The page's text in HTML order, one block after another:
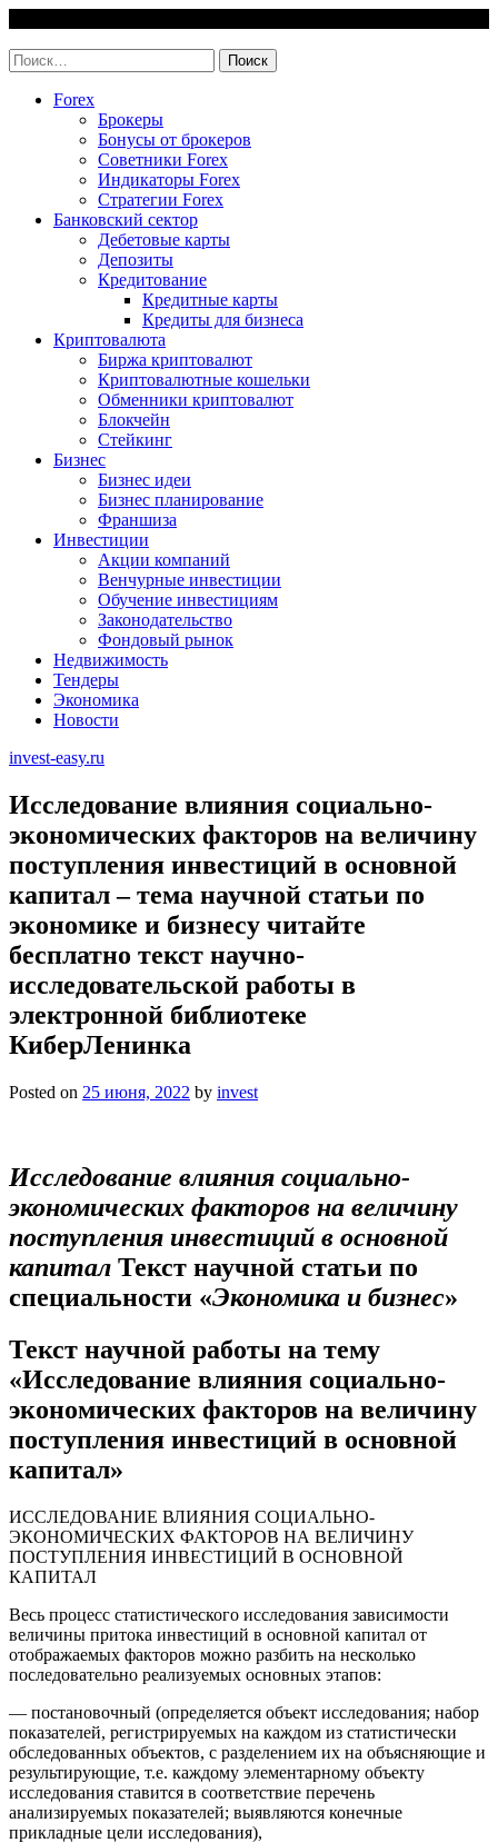
content
Найти:
Forex
Брокеры
Бонусы от брокеров
Советники Forex
Индикаторы Forex
Стратегии Forex
Банковский сектор
Дебетовые карты
Депозиты
Кредитование
Кредитные карты
Кредиты для бизнеса
Криптовалюта
Биржа криптовалют
Криптовалютные кошельки
Обменники криптовалют
Блокчейн
Стейкинг
Бизнес
Бизнес идеи
Бизнес планирование
Франшиза
Инвестиции
Акции компаний
Венчурные инвестиции
Обучение инвестициям
Законодательство
Фондовый рынок
Недвижимость
Тендеры
Экономика
Новости
invest-easy.ru
Исследование влияния социально-
экономических факторов на величину
поступления инвестиций в основной
капитал – тема научной статьи по
экономике и бизнесу читайте
бесплатно текст научно-
исследовательской работы в
электронной библиотеке
КиберЛенинка
Posted on 25 июня, 2022 by invest
Исследование влияния социально-
экономических факторов на величину
поступления инвестиций в основной
капитал Текст научной статьи по
специальности «Экономика и бизнес»
Текст научной работы на тему
«Исследование влияния социально-
экономических факторов на величину
поступления инвестиций в основной
капитал»
ИССЛЕДОВАНИЕ ВЛИЯНИЯ СОЦИАЛЬНО-
ЭКОНОМИЧЕСКИХ ФАКТОРОВ НА ВЕЛИЧИНУ
ПОСТУПЛЕНИЯ ИНВЕСТИЦИЙ В ОСНОВНОЙ
КАПИТАЛ
Весь процесс статистического исследования зависимости
величины притока инвестиций в основной капитал от
отображаемых факторов можно разбить на несколько
последовательно реализуемых основных этапов:
— постановочный (определяется объект исследования; набор
показателей, регистрируемых на каждом из статистически
обследованных объектов, с разделением их на объясняющие и
результирующие, т.е. каждому элементарному объекту
исследования ставится в соответствие перечень
анализируемых показателей; выявляются конечные
прикладные цели исследования),